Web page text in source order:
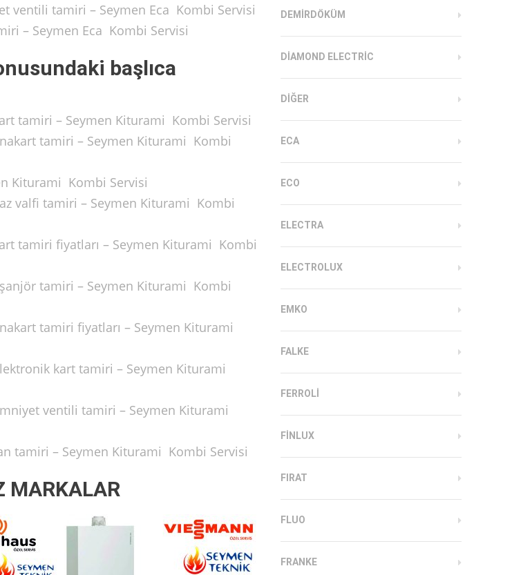
ventili tamiri – Seymen Eca Kombi Servisi
– Seymen Eca Kombi Servisi
başlıca
tamiri – Seymen Kiturami Kombi Servisi
tamiri – Seymen Kiturami Kombi
Kiturami Kombi Servisi
valfi tamiri – Seymen Kiturami Kombi
tamiri fiyatları – Seymen Kiturami Kombi
tamiri – Seymen Kiturami Kombi
tamiri fiyatları – Seymen Kiturami
kart tamiri – Seymen Kiturami
ventili tamiri – Seymen Kiturami
tamiri – Seymen Kiturami Kombi Servisi
MARKALAR
DEMIRDÖKÜM
DIAMOND ELECTRIC
DIĞER
ECA
ECO
ELECTRA
ELECTROLUX
EMKO
FALKE
FERROLI
FINLUX
FIRAT
FLUO
FRANKE